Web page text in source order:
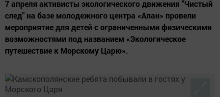
7 апреля активисты экологического движения "Чистый
след" на базе молодежного центра «Алан» провели
мероприятие для детей с ограниченными физическими
возможностями под названием «Экологическое
путешествие к Морскому Царю».